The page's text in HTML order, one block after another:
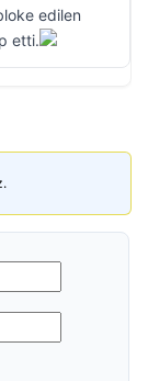
edilen
etti.